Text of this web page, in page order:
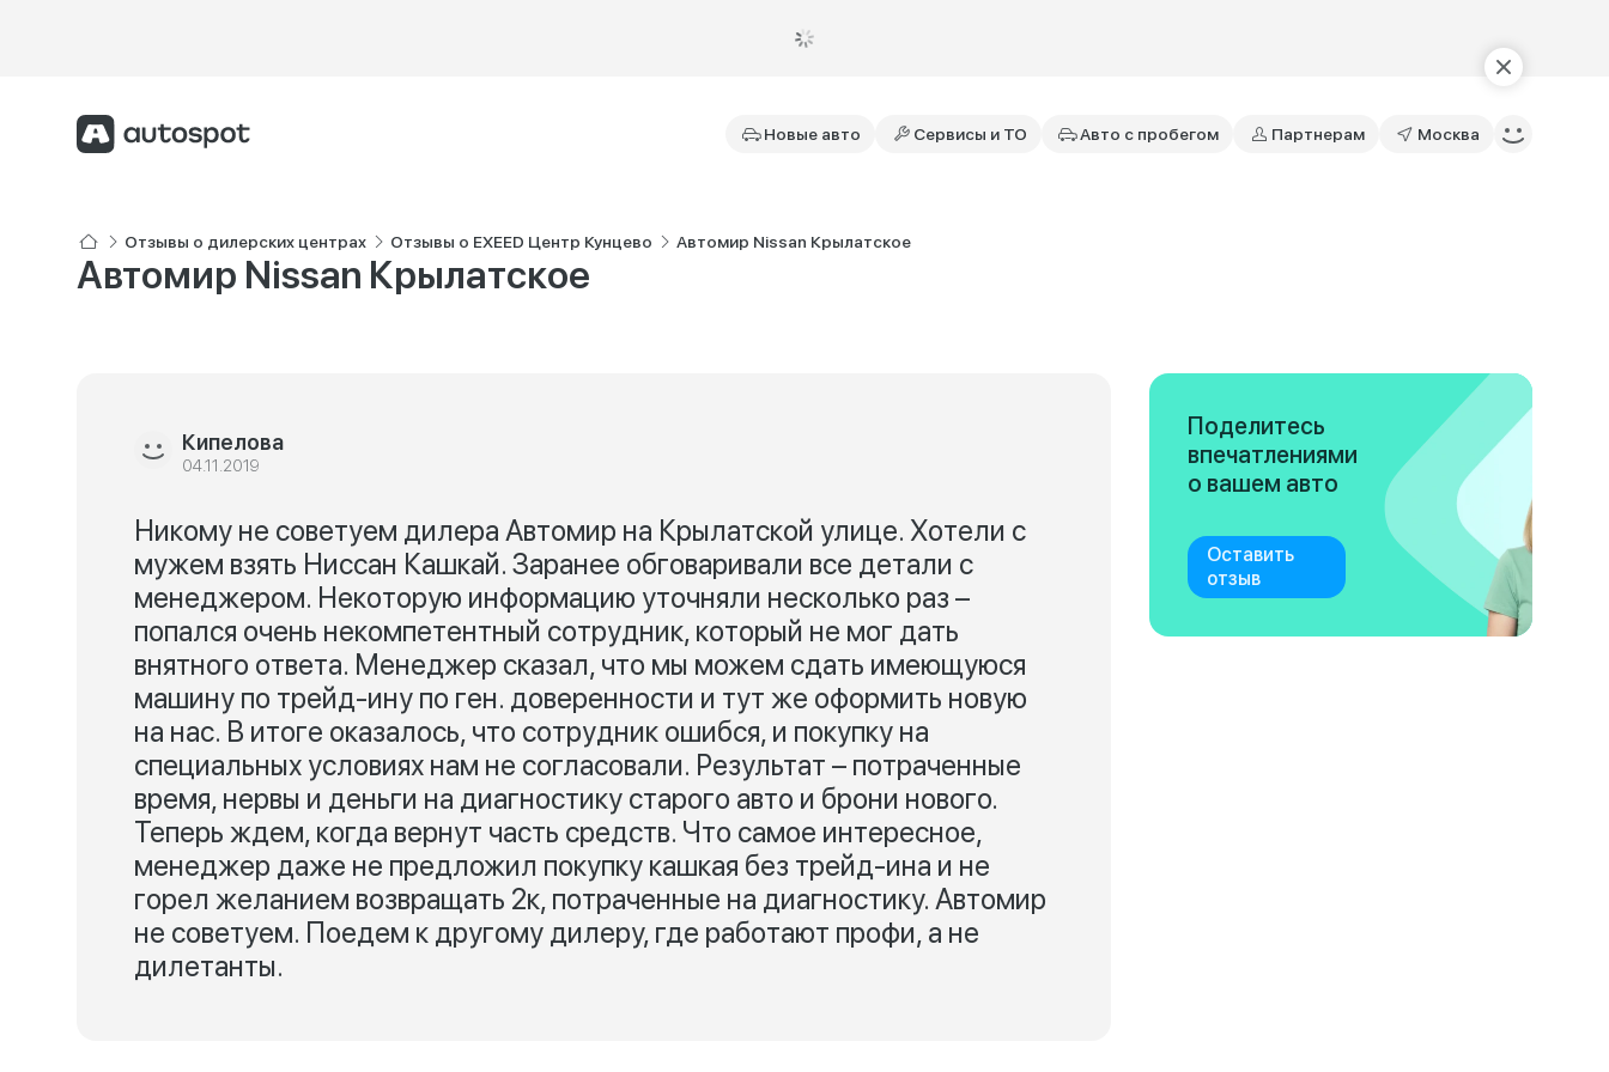
Новые авто Сервисы и ТО Авто с пробегом Партнерам Москва
Отзывы о дилерских центрах Отзывы о EXEED Центр Кунцево Автомир Nissan Крылатское
Автомир Nissan Крылатское
Кипелова
04.11.2019
Никому не советуем дилера Автомир на Крылатской улице. Хотели с
мужем взять Ниссан Кашкай. Заранее обговаривали все детали с
менеджером. Некоторую информацию уточняли несколько раз –
попался очень некомпетентный сотрудник, который не мог дать
внятного ответа. Менеджер сказал, что мы можем сдать имеющуюся
машину по трейд-ину по ген. доверенности и тут же оформить новую
на нас. В итоге оказалось, что сотрудник ошибся, и покупку на
специальных условиях нам не согласовали. Результат – потраченные
время, нервы и деньги на диагностику старого авто и брони нового.
Теперь ждем, когда вернут часть средств. Что самое интересное,
менеджер даже не предложил покупку кашкая без трейд-ина и не
горел желанием возвращать 2к, потраченные на диагностику. Автомир
не советуем. Поедем к другому дилеру, где работают профи, а не
дилетанты.
Поделитесь
впечатлениями
о вашем авто
Оставить
отзыв